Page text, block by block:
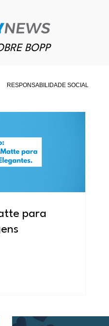
BOPP
RESPONSABILIDADE SOCIAL
para